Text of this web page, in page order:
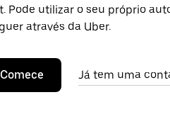
Pode utilizar o seu próprio
através da Uber.
Comece Já tem uma